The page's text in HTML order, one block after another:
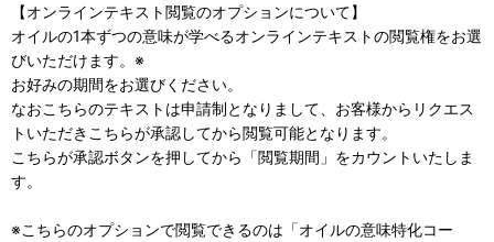
【オンラインテキスト閲覧のオプションについて】
オイルの1本ずつの意味が学べるオンラインテキストの閲覧権をお選
びいただけます。※
お好みの期間をお選びください。
なおこちらのテキストは申請制となりまして、お客様からリクエス
トいただきこちらが承認してから閲覧可能となります。
こちらが承認ボタンを押してから「閲覧期間」をカウントいたしま
す。
※こちらのオプションで閲覧できるのは「オイルの意味特化コー